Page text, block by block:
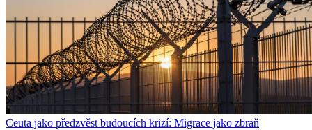
Ceuta jako předzvěst budoucích krizí: Migrace jako zbraň